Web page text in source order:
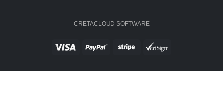
CRETACLOUD SOFTWARE